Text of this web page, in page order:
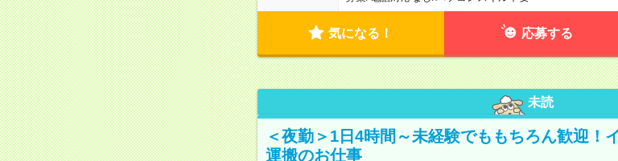
気になる！ 応募する
未読
＜夜勤＞1日4時間～未経験でももちろん歓迎！
運搬のお仕事